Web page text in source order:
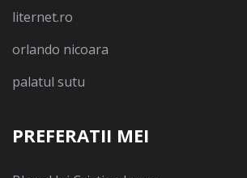
liternet.ro
orlando nicoara
palatul sutu
PREFERATII MEI